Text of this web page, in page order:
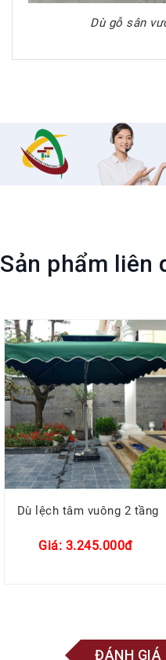
Dù gỗ sân
Sản phẩm liên
Dù lệch tâm vuông 2 tầng
Giá: 3.245.000đ
ĐÁNH GIÁ